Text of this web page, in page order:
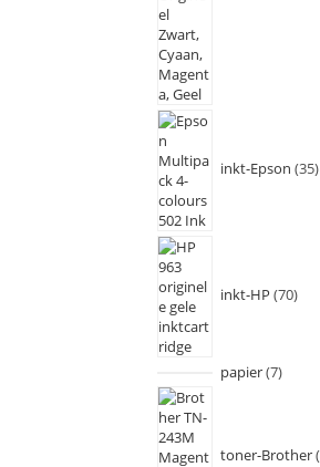
inkt-Epson 35
inkt-HP 70
papier 7
toner-Brother